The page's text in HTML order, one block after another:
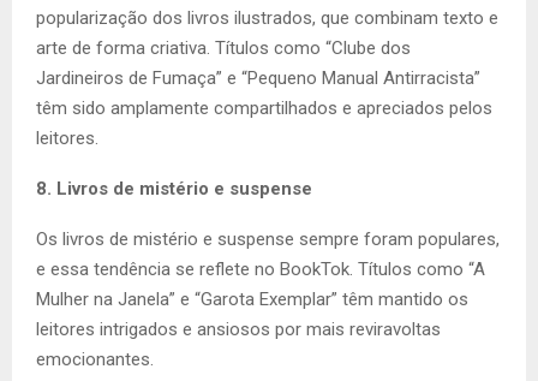
popularização dos livros ilustrados, que combinam texto e
arte de forma criativa. Títulos como “Clube dos
Jardineiros de Fumaça” e “Pequeno Manual Antirracista”
têm sido amplamente compartilhados e apreciados pelos
leitores.
8. Livros de mistério e suspense
Os livros de mistério e suspense sempre foram populares,
e essa tendência se reflete no BookTok. Títulos como “A
Mulher na Janela” e “Garota Exemplar” têm mantido os
leitores intrigados e ansiosos por mais reviravoltas
emocionantes.